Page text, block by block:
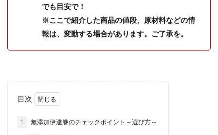
でも目安で！
※ここで紹介した商品の値段、原材料などの情
報は、変動する場合があります。ご了承を。
目次
1 無添加伊達巻のチェックポイント～選び方～